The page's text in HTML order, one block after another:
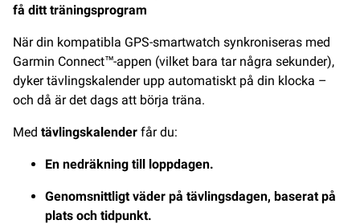
få ditt träningsprogram
När din kompatibla GPS-smartwatch synkroniseras med
Garmin Connect™-appen (vilket bara tar några sekunder),
dyker tävlingskalender upp automatiskt på din klocka –
och då är det dags att börja träna.
Med tävlingskalender får du:
En nedräkning till loppdagen.
Genomsnittligt väder på tävlingsdagen, baserat på
plats och tidpunkt.